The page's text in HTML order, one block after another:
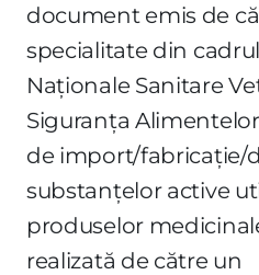
document emis de
specialitate din
Naţionale Sanitare
Siguranţa
de import/fabricaţie/
substanţelor active
produselor
realizată de către un